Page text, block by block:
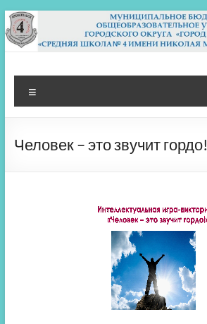
Перейти
к
содержимому
МБОУ СШ 4
Архангельск
Человек – это звучит гордо!